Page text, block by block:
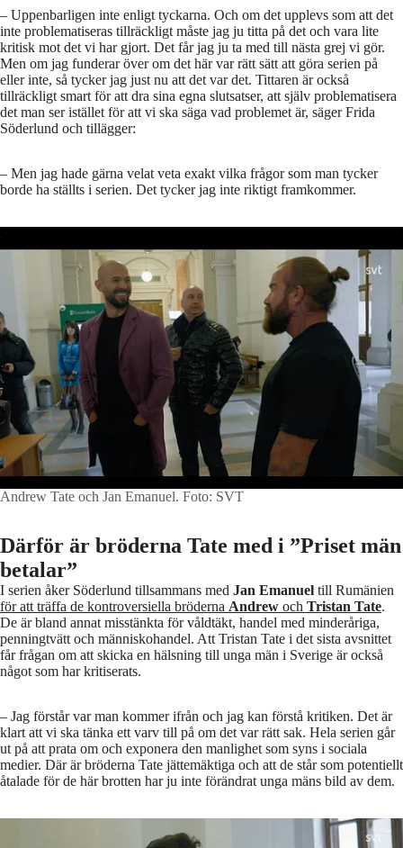
– Uppenbarligen inte enligt tyckarna. Och om det upplevs som att det
inte problematiseras tillräckligt måste jag ju titta på det och vara lite
kritisk mot det vi har gjort. Det får jag ju ta med till nästa grej vi gör.
Men om jag funderar över om det här var rätt sätt att göra serien på
eller inte, så tycker jag just nu att det var det. Tittaren är också
tillräckligt smart för att dra sina egna slutsatser, att själv problematisera
det man ser istället för att vi ska säga vad problemet är, säger Frida
Söderlund och tillägger:
– Men jag hade gärna velat veta exakt vilka frågor som man tycker
borde ha ställts i serien. Det tycker jag inte riktigt framkommer.
Andrew Tate och Jan Emanuel. Foto: SVT
Därför är bröderna Tate med i ”Priset män
betalar”
I serien åker Söderlund tillsammans med Jan Emanuel till Rumänien
för att träffa de kontroversiella bröderna Andrew och Tristan Tate.
De är bland annat misstänkta för våldtäkt, handel med minderåriga,
penningtvätt och människohandel. Att Tristan Tate i det sista avsnittet
får frågan om att skicka en hälsning till unga män i Sverige är också
något som har kritiserats.
– Jag förstår var man kommer ifrån och jag kan förstå kritiken. Det är
klart att vi ska tänka ett varv till på om det var rätt sak. Hela serien går
ut på att prata om och exponera den manlighet som syns i sociala
medier. Där är bröderna Tate jättemäktiga och att de står som potentiellt
åtalade för de här brotten har ju inte förändrat unga mäns bild av dem.